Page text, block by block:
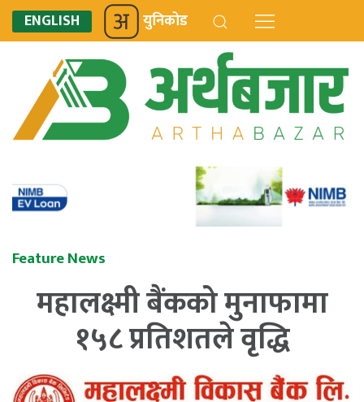
ENGLISH युनिकोड
Feature News
महालक्ष्मी बैंकको मुनाफामा
१५८ प्रतिशतले वृद्धि